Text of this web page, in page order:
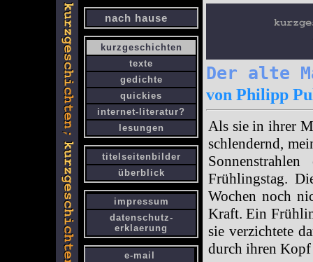
nach hause
kurzgeschichten
texte
gedichte
quickies
internet-literatur?
lesungen
titelseitenbilder
überblick
impressum
datenschutz-
erklaerung
e-mail
Der alte
von Philipp
Als sie in ihrer
schlendernd,
Frühlingstag.
Wochen noch
Kraft. Ein
sie verzichtete
durch ihren Kopf